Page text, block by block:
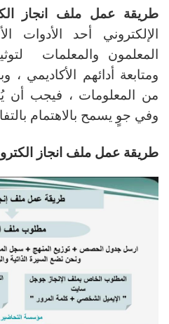
طريقة عمل ملف انجاز
الإلكتروني أحد الأدوات
المعلمون والمعلمات
ومتابعة أدائهم الأكاديمي ،
من المعلومات ، فيجب أن
وفي جوٍ يسمح بالاهتمام
طريقة عمل ملف انجاز